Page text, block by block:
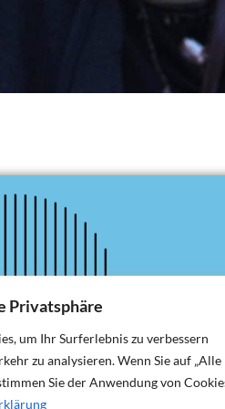
Privatsphäre
um Ihr Surferlebnis zu verbessern
zu analysieren. Wenn Sie auf „Alle
Sie der Anwendung von